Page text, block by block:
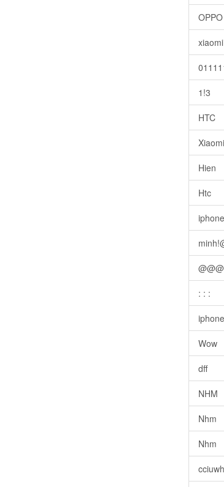
OPPO
1!3
HTC
Hien
Htc
@@@
: : :
Wow
dff
NHM
Nhm
Nhm